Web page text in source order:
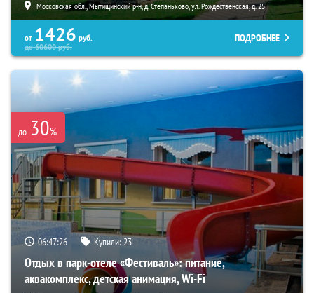
Московская обл., Мытищинский р-н, д. Степаньково, ул. Рождественская, д. 25
от 1426 руб.
до60600руб.
ПОДРОБНЕЕ
до 30%
06:47:25 Купили:23
Отдых в парк-отеле «Фестиваль»: питание,
аквакомплекс, детская анимация, Wi-Fi